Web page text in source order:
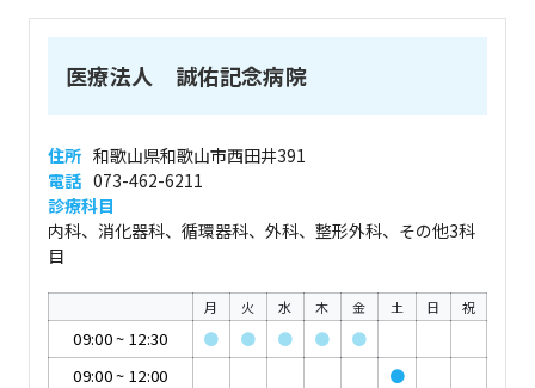
医療法人 誠佑記念病院
住所 和歌山県和歌山市西田井391
電話 073-462-6211
診療科目
内科、消化器科、循環器科、外科、整形外科、その他3科
目
月 火 水 木 金 土 日 祝
09:00~ 12:30 ● ● ● ●
●
09:00~ 12:00 ●